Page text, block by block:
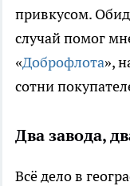
привкусом.
случай помог
«Доброфлота»,
сотни
Два завода,
Всё дело в